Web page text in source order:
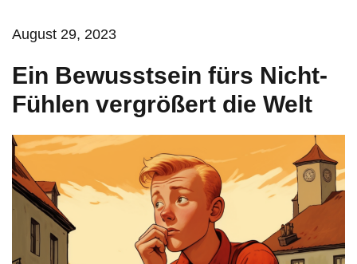
August 29, 2023
Ein Bewusstsein fürs Nicht-
Fühlen vergrößert die Welt